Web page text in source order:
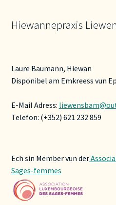
Hiewannepraxis
Laure Baumann, Hiewan
Disponibel am Emkreess vun
E-Mail Adress:
Telefon: (+352) 621 232 859
Ech sin Member vun der
Sages-femmes